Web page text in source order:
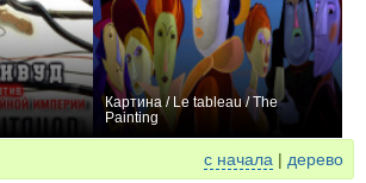
Картина / Le tableau / The
Painting
с начала | дерево